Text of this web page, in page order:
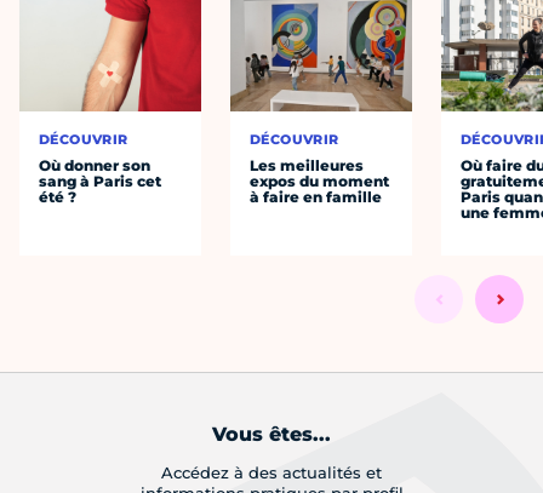
DÉCOUVRIR
Où donner son
sang à Paris cet
été ?
DÉCOUVRIR
Les meilleures
expos du moment
à faire en famille
Où faire
Paris
une
Vous êtes...
Accédez à des actualités et